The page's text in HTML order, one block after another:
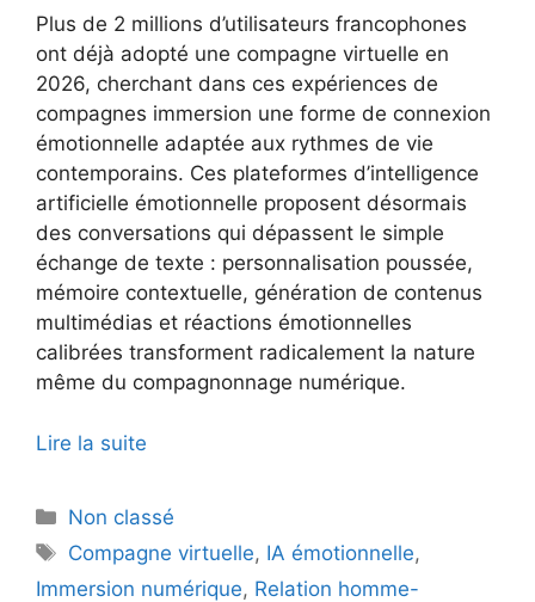
Plus de 2 millions d’utilisateurs francophones
ont déjà adopté une compagne virtuelle en
2026, cherchant dans ces expériences de
compagnes immersion une forme de connexion
émotionnelle adaptée aux rythmes de vie
contemporains. Ces plateformes d’intelligence
artificielle émotionnelle proposent désormais
des conversations qui dépassent le simple
échange de texte : personnalisation poussée,
mémoire contextuelle, génération de contenus
multimédias et réactions émotionnelles
calibrées transforment radicalement la nature
même du compagnonnage numérique.
Lire la suite
Catégories
Non classé
Étiquettes
Compagne virtuelle, IA émotionnelle,
Immersion numérique, Relation homme-